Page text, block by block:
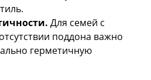
Для семей с
поддона важно
герметичную